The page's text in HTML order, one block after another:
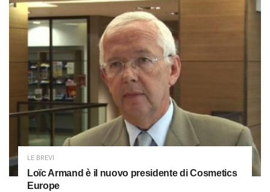
LE BREVI
Loïc Armand è il nuovo presidente di Cosmetics
Europe